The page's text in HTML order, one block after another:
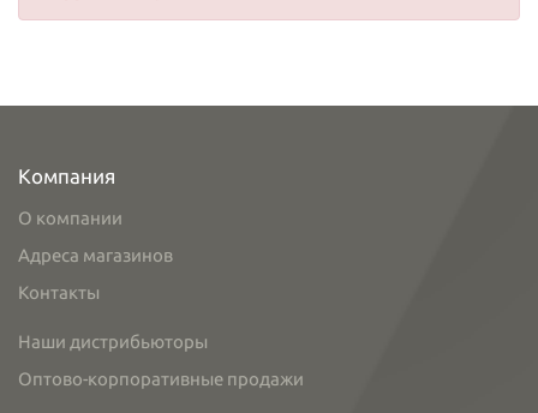
Компания
О компании
Адреса магазинов
Контакты
Наши дистрибьюторы
Оптово-корпоративные продажи